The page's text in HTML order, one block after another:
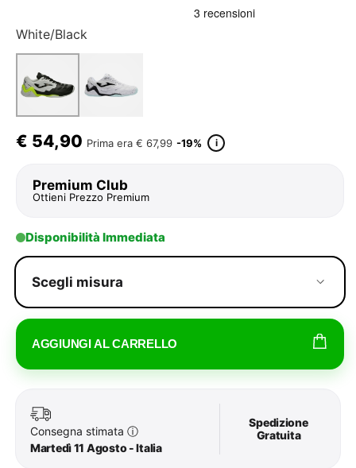
White/Black
€ 54,90 Prima era € 67,99 -19% i
Premium Club
Ottieni Prezzo Premium
Disponibilità Immediata
Scegli misura
AGGIUNGI AL CARRELLO
Consegna stimata ⓘ
Martedì 11 Agosto - Italia
Spedizione
Gratuita